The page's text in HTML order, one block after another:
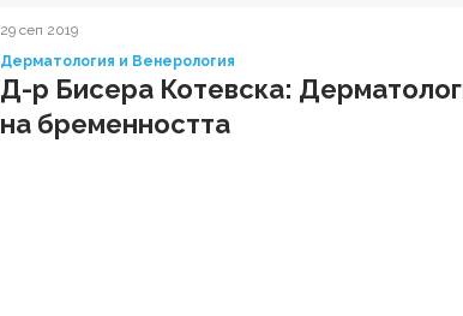
29 сеп 2019
Дерматология и Венерология
Д-р Бисера Котевска:
на бременността